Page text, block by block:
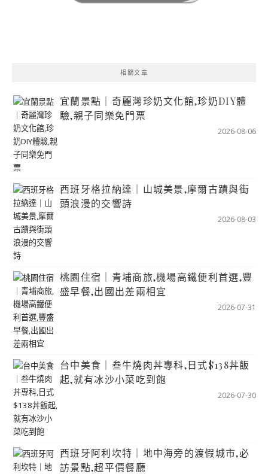
相關文章
宜蘭景點｜奇麗灣珍奶文化館,珍奶DIY體
驗,親子同樂免門票
2026-08-06
西班牙格拉納達｜山城美景,摩爾古蹟與街
頭浪漫的交響詩
2026-08-03
桃園住宿｜青埔商旅,機場高鐵便利首選,豐
盛早餐,出國出差兩相宜
2026-07-31
台中美食｜叁牛燒肉丼專科,日式$138丼飯
起,就有冰沙小菜吃到飽
2026-07-30
西班牙阿利坎特｜地中海旁的渡假城市,必
訪景點,超平價餐廳